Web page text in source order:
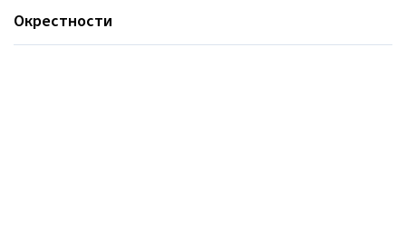
Окрестности